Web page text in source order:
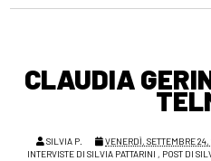
CLAUDIA
SILVIA P. VENERDÌ, SETTEMBRE 24,
INTERVISTE DI SILVIA PATTARINI , POST DI